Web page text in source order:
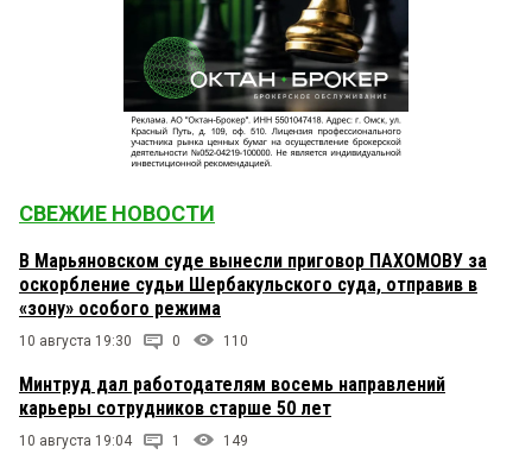
СВЕЖИЕ НОВОСТИ
В Марьяновском суде вынесли приговор ПАХОМОВУ за
оскорбление судьи Шербакульского суда, отправив в
«зону» особого режима
10 августа 19:30 0 110
Минтруд дал работодателям восемь направлений
карьеры сотрудников старше 50 лет
10 августа 19:04 1 149